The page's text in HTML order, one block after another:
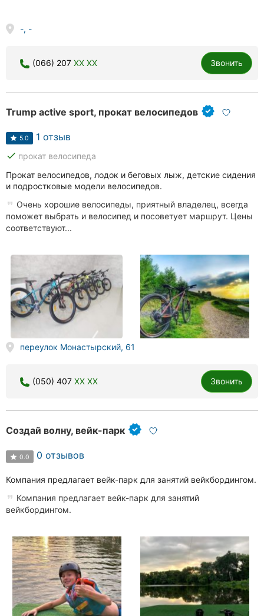
-, -
(066) 207 XX XX Звонить
Trump active sport, прокат велосипедов
5.0 1 отзыв
done прокат велосипеда
Прокат велосипедов, лодок и беговых лыж, детские сидения
и подростковые модели велосипедов.
Очень хорошие велосипеды, приятный владелец, всегда
поможет выбрать и велосипед и посоветует маршрут. Цены
соответствуют...
переулок Монастырский, 61
(050) 407 XX XX Звонить
Создай волну, вейк-парк
0.0 0 отзывов
Компания предлагает вейк-парк для занятий вейкбордингом.
Компания предлагает вейк-парк для занятий
вейкбордингом.